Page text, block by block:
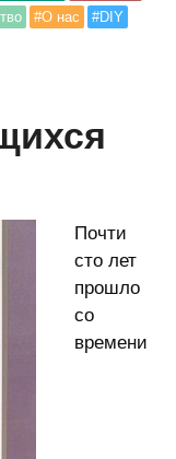
#О нас
#DIY
Почти
сто лет
прошло
со
времени